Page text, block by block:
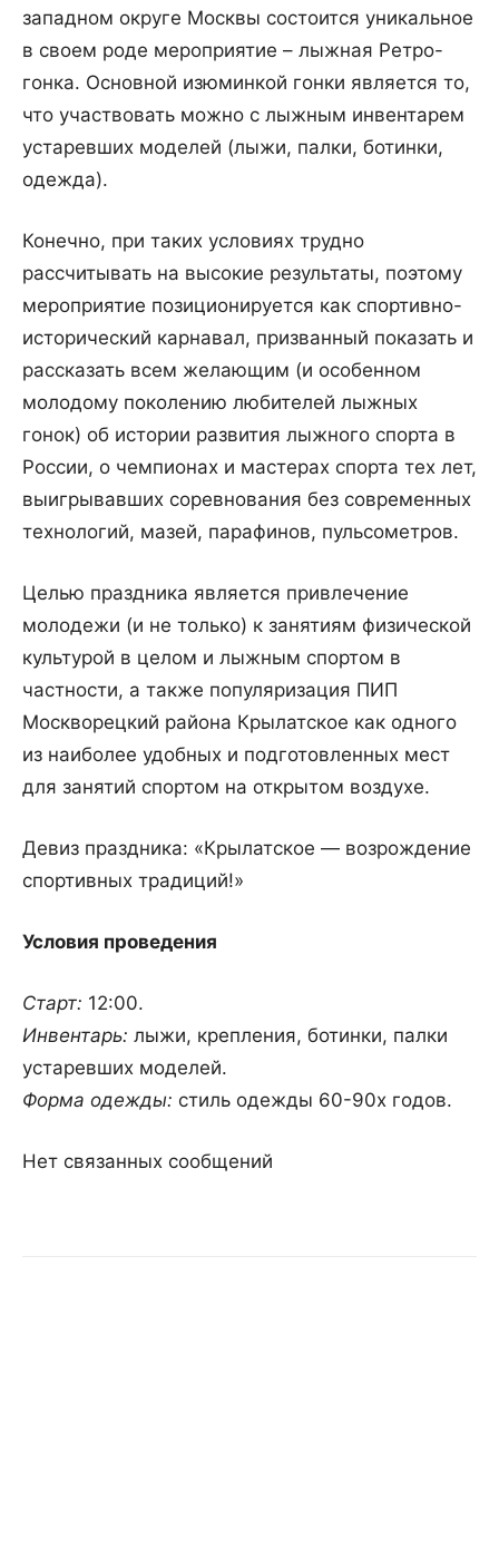
западном округе Москвы состоится уникальное
в своем роде мероприятие – лыжная Ретро-
гонка. Основной изюминкой гонки является то,
что участвовать можно с лыжным инвентарем
устаревших моделей (лыжи, палки, ботинки,
одежда).
Конечно, при таких условиях трудно
рассчитывать на высокие результаты, поэтому
мероприятие позиционируется как спортивно-
исторический карнавал, призванный показать и
рассказать всем желающим (и особенном
молодому поколению любителей лыжных
гонок) об истории развития лыжного спорта в
России, о чемпионах и мастерах спорта тех лет,
выигрывавших соревнования без современных
технологий, мазей, парафинов, пульсометров.
Целью праздника является привлечение
молодежи (и не только) к занятиям физической
культурой в целом и лыжным спортом в
частности, а также популяризация ПИП
Москворецкий района Крылатское как одного
из наиболее удобных и подготовленных мест
для занятий спортом на открытом воздухе.
Девиз праздника: «Крылатское — возрождение
спортивных традиций!»
Условия проведения
Старт: 12:00.
Инвентарь: лыжи, крепления, ботинки, палки
устаревших моделей.
Форма одежды: стиль одежды 60-90х годов.
Нет связанных сообщений